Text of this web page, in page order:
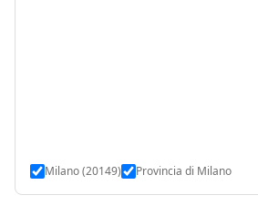
Milano (20149) Provincia di Milano